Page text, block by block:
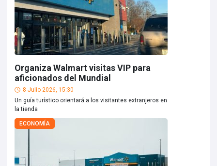
Organiza Walmart visitas VIP para
aficionados del Mundial
8 Julio 2026, 15:30
Un guía turístico orientará a los visitantes extranjeros en
la tienda
ECONOMÍA